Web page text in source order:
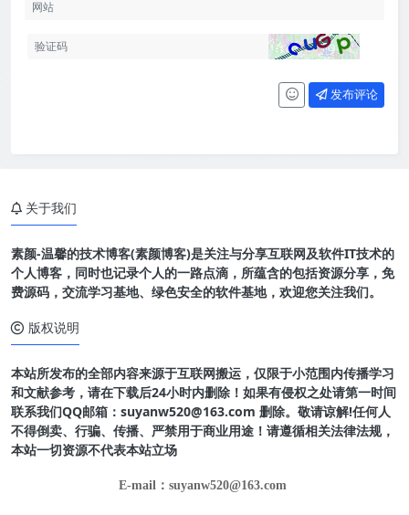
发布评论
关于我们
素颜-温馨的技术博客(素颜博客)是关注与分享互联网及软件IT技术的
个人博客，同时也记录个人的一路点滴，所蕴含的包括资源分享，免
费源码，交流学习基地、绿色安全的软件基地，欢迎您关注我们。
版权说明
本站所发布的全部内容来源于互联网搬运，仅限于小范围内传播学习
和文献参考，请在下载后24小时内删除！如果有侵权之处请第一时间
联系我们QQ邮箱：suyanw520@163.com 删除。敬请谅解!任何人
不得倒卖、行骗、传播、严禁用于商业用途！请遵循相关法律法规，
本站一切资源不代表本站立场
E-mail：suyanw520@163.com